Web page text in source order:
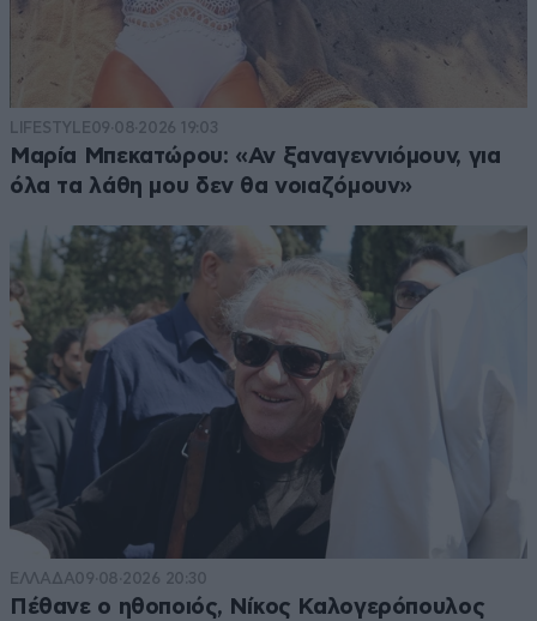
LIFESTYLE09·08·2026 19:03
Μαρία Μπεκατώρου: «Αν ξαναγεννιόμουν, για
όλα τα λάθη μου δεν θα νοιαζόμουν»
ΕΛΛΑΔΑ09·08·2026 20:30
Πέθανε ο ηθοποιός, Νίκος Καλογερόπουλος